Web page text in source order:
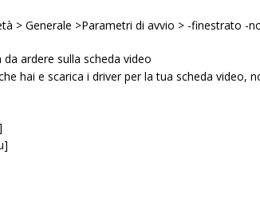
> Generale >Parametri di avvio > -finestrato -
ardere sulla scheda video
hai e scarica i driver per la tua scheda video,